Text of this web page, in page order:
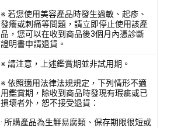
※ 若您使用美容產品時發生過敏、起疹、
發癢或刺痛等問題，請立即停止使用該產
品，您可以在收到商品後3個月內憑診斷
證明書申請退貨。
※ 請注意，上述鑑賞期並非試用期。
※ 依照適用法律法規規定，下列情形不適
用鑑賞期，除收到商品時發現有瑕疵或已
損壞者外，恕不接受退貨：
· 所購產品為生鮮易腐類、保存期限很短或